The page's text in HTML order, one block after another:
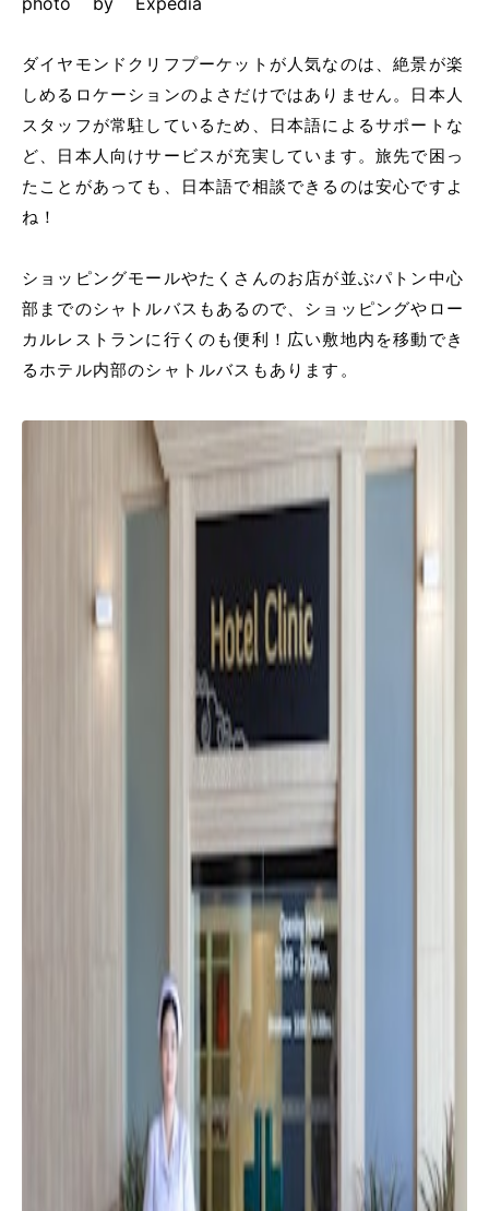
photo by Expedia
ダイヤモンドクリフプーケットが人気なのは、絶景が楽
しめるロケーションのよさだけではありません。日本人
スタッフが常駐しているため、日本語によるサポートな
ど、日本人向けサービスが充実しています。旅先で困っ
たことがあっても、日本語で相談できるのは安心ですよ
ね！
ショッピングモールやたくさんのお店が並ぶパトン中心
部までのシャトルバスもあるので、ショッピングやロー
カルレストランに行くのも便利！広い敷地内を移動でき
るホテル内部のシャトルバスもあります。